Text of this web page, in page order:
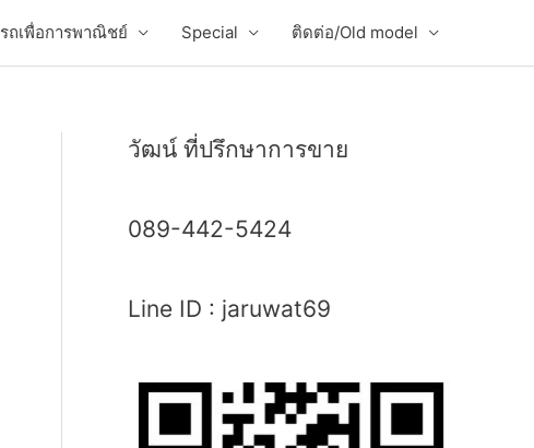
รถเพื่อการพาณิชย์ Special ติดต่อ/Old model
วัฒน์ ที่ปรึกษาการขาย
089-442-5424
Line ID : jaruwat69